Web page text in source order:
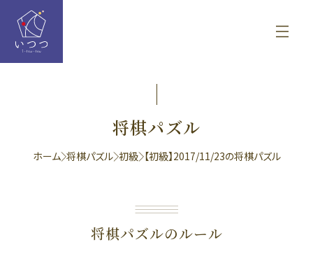
将棋パズル
ホーム 将棋パズル 初級 【初級】2017/11/23の将棋パズル
将棋パズルのルール